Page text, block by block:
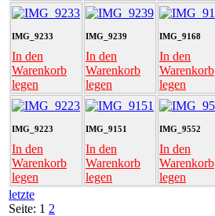
IMG_9233
In den
Warenkorb
legen
IMG_9239
In den
Warenkorb
legen
IMG_9168
In den
Warenkorb
legen
IMG_9223
In den
Warenkorb
legen
IMG_9151
In den
Warenkorb
legen
IMG_9552
In den
Warenkorb
legen
letzte
Seite: 1 2